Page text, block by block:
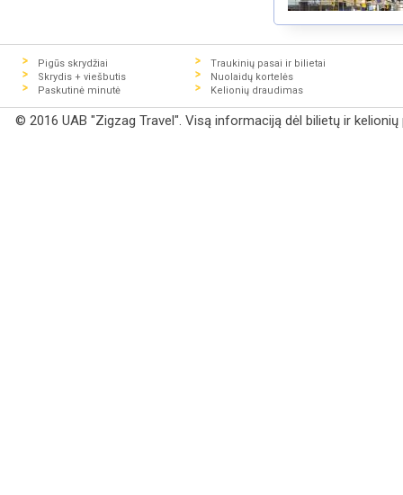
Pigūs skrydžiai
Skrydis + viešbutis
Paskutinė minutė
Traukinių pasai ir bilietai
Nuolaidų kortelės
Kelionių draudimas
© 2016 UAB "Zigzag Travel". Visą informaciją dėl bilietų ir